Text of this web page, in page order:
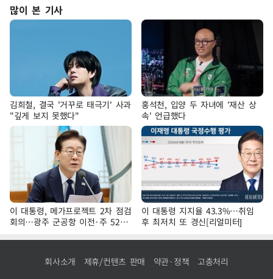
많이 본 기사
김희철, 결국 '거꾸로 태극기' 사과
"깊게 보지 못했다"
홍석천, 입양 두 자녀에 '재산 상
속' 언급했다
이 대통령, 메가프로젝트 2차 점검
회의…광주 군공항 이전·주 52시
간 예외 등 논의
이 대통령 지지율 43.3%…취임
후 최저치 또 경신[리얼미터]
회사소개 제휴/컨텐츠 판매 약관·정책 고충처리